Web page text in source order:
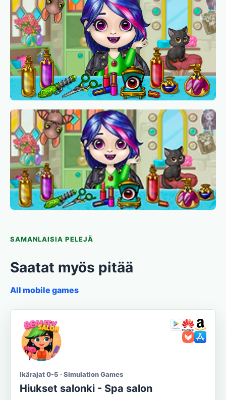
SAMANLAISIA PELEJÄ
Saatat myös pitää
All mobile games
Ikärajat 0-5 · Simulation Games
Hiukset salonki - Spa salon